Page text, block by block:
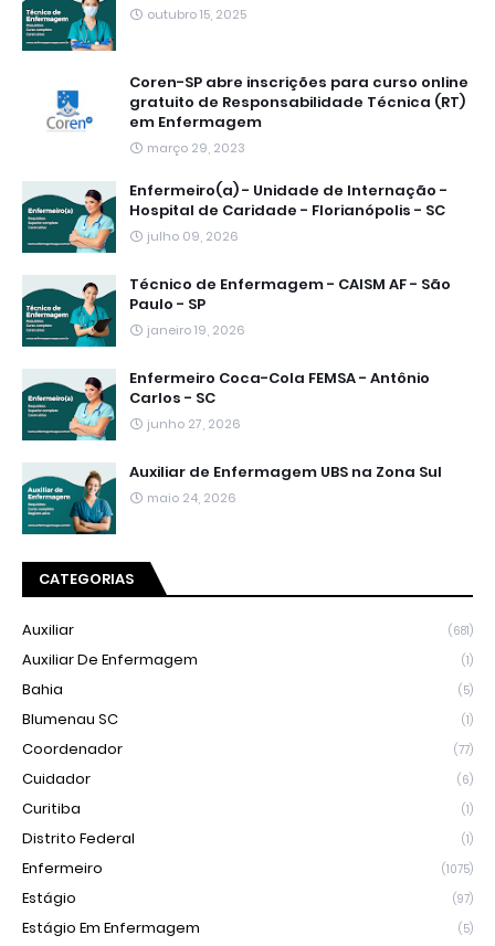
outubro 15, 2025
Coren-SP abre inscrições para curso online
gratuito de Responsabilidade Técnica (RT)
em Enfermagem
março 29, 2023
Enfermeiro(a) - Unidade de Internação -
Hospital de Caridade - Florianópolis - SC
julho 09, 2026
Técnico de Enfermagem - CAISM AF - São
Paulo - SP
janeiro 19, 2026
Enfermeiro Coca-Cola FEMSA - Antônio
Carlos - SC
junho 27, 2026
Auxiliar de Enfermagem UBS na Zona Sul
maio 24, 2026
CATEGORIAS
Auxiliar (681)
Auxiliar De Enfermagem (1)
Bahia (5)
Blumenau SC (1)
Coordenador (77)
Cuidador (6)
Curitiba (1)
Distrito Federal (1)
Enfermeiro (1075)
Estágio (97)
Estágio Em Enfermagem (5)